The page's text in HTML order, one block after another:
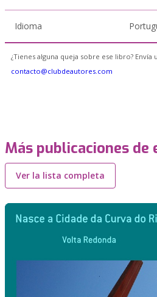
Idioma
¿Tienes alguna queja sobre ese libro?
contacto@clubdeautores.com
Más publicaciones de
Ver la lista completa